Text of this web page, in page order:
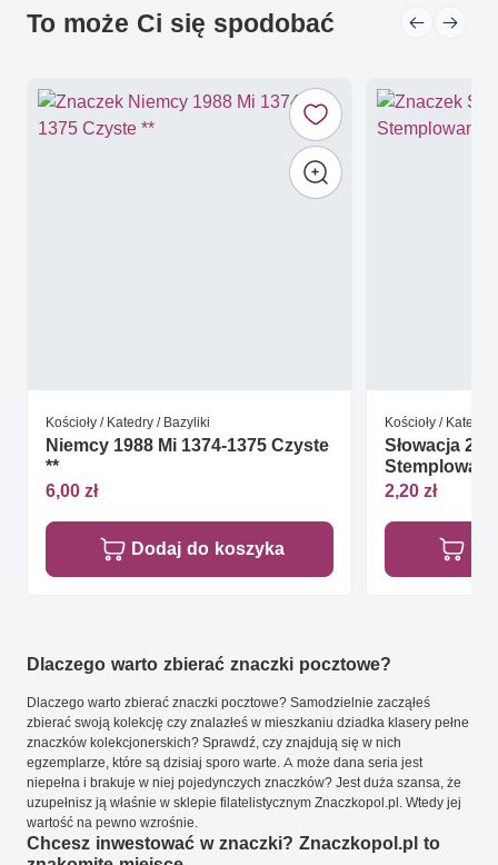
To może Ci się spodobać
Kościoły / Katedry / Bazyliki
Niemcy 1988 Mi 1374-1375 Czyste
**
6,00 zł
Dodaj do koszyka
Kościoły / Katedry
Słowacja
2,20 zł
Dlaczego warto zbierać znaczki pocztowe?
Dlaczego warto zbierać znaczki pocztowe? Samodzielnie zacząłeś
zbierać swoją kolekcję czy znalazłeś w mieszkaniu dziadka klasery pełne
znaczków kolekcjonerskich? Sprawdź, czy znajdują się w nich
egzemplarze, które są dzisiaj sporo warte. A może dana seria jest
niepełna i brakuje w niej pojedynczych znaczków? Jest duża szansa, że
uzupełnisz ją właśnie w sklepie filatelistycznym Znaczkopol.pl. Wtedy jej
wartość na pewno wzrośnie.
Chcesz inwestować w znaczki? Znaczkopol.pl to